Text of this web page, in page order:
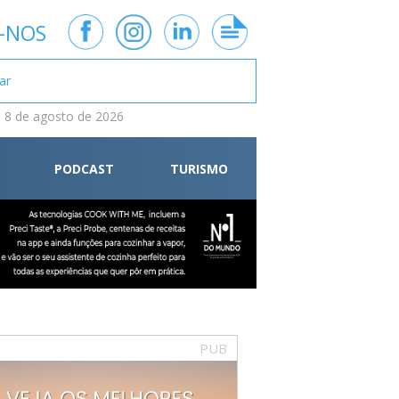
8 de agosto de 2026
PODCAST TURISMO
PUB